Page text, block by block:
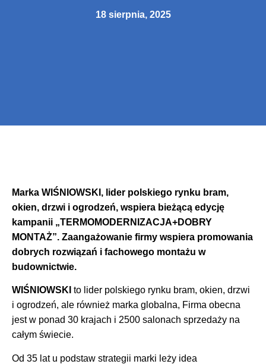
18 sierpnia, 2025
Marka WIŚNIOWSKI, lider polskiego rynku bram,
okien, drzwi i ogrodzeń, wspiera bieżącą edycję
kampanii „TERMOMODERNIZACJA+DOBRY
MONTAŻ”. Zaangażowanie firmy wspiera promowania
dobrych rozwiązań i fachowego montażu w
budownictwie.
WIŚNIOWSKI to lider polskiego rynku bram, okien, drzwi
i ogrodzeń, ale również marka globalna, Firma obecna
jest w ponad 30 krajach i 2500 salonach sprzedaży na
całym świecie.
Od 35 lat u podstaw strategii marki leży idea